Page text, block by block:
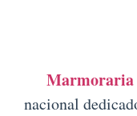
Marmoraria
nacional